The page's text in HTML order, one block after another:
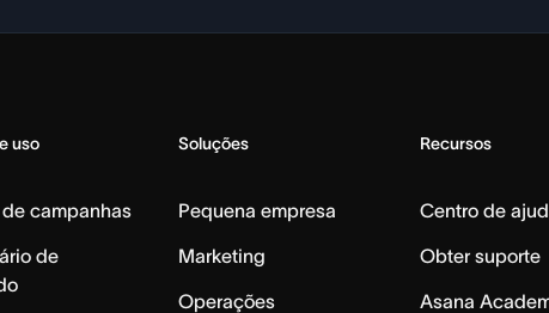
uso
campanhas
de
Soluções
Pequena empresa
Marketing
Operações
Recursos
Centro de
Obter suporte
Asana